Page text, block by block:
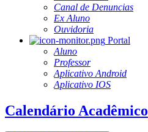
Canal de Denuncias
Ex Aluno
Ouvidoria
Portal
Aluno
Professor
Aplicativo Android
Aplicativo IOS
Calendário Acadêmico